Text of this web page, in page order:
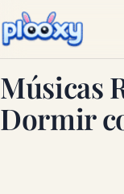
Músicas
Dormir